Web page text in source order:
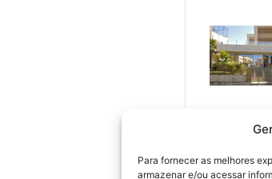
Para fornecer as melhores
armazenar e/ou acessar